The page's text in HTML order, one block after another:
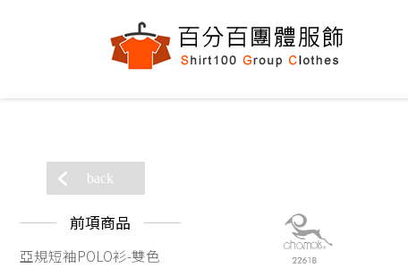
back
前項商品
亞規短袖POLO衫-雙色